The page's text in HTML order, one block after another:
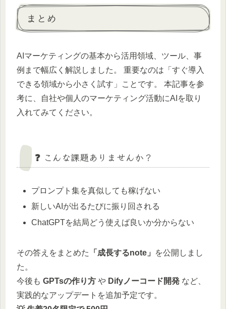
まとめ
AIマーケティングの基本から活用領域、ツール、事
例まで幅広く解説しました。 重要なのは「すぐ導入
できる領域から小さく試す」ことです。 本記事を参
考に、自社や個人のマーケティング活動にAIを取り
入れてみてください。
❓ こんな課題ありませんか？
プロンプト集を真似しても稼げない
新しいAIが出るたびに振り回される
ChatGPTを結局どう使えば良いか分からない
その答えをまとめた 「成長するnote」
を公開しまし
た。
今後も GPTsの作り方 や Difyノーコード開発 など、
実践的なアップデートを追加予定です。